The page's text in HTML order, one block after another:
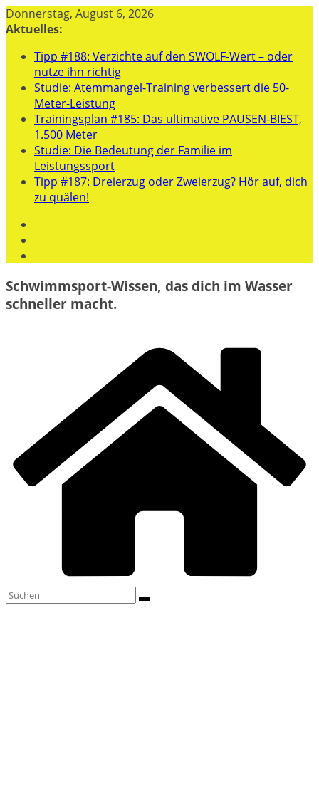
Zum
Inhalt
Donnerstag, August 6, 2026
Aktuelles:
Tipp #188: Verzichte auf den SWOLF-Wert – oder
nutze ihn richtig
Studie: Atemmangel-Training verbessert die 50-
Meter-Leistung
Trainingsplan #185: Das ultimative PAUSEN-BIEST,
1.500 Meter
Studie: Die Bedeutung der Familie im
Leistungssport
Tipp #187: Dreierzug oder Zweierzug? Hör auf, dich
zu quälen!
Schwimmsport-Wissen, das dich im Wasser
schneller macht.